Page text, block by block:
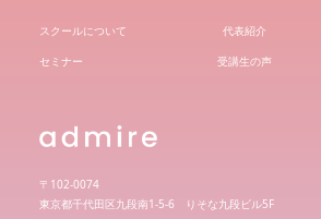
スクールについて 代表紹介
セミナー
受講生の声
〒102-0074
東京都千代田区九段南1-5-6 りそな九段ビル5F